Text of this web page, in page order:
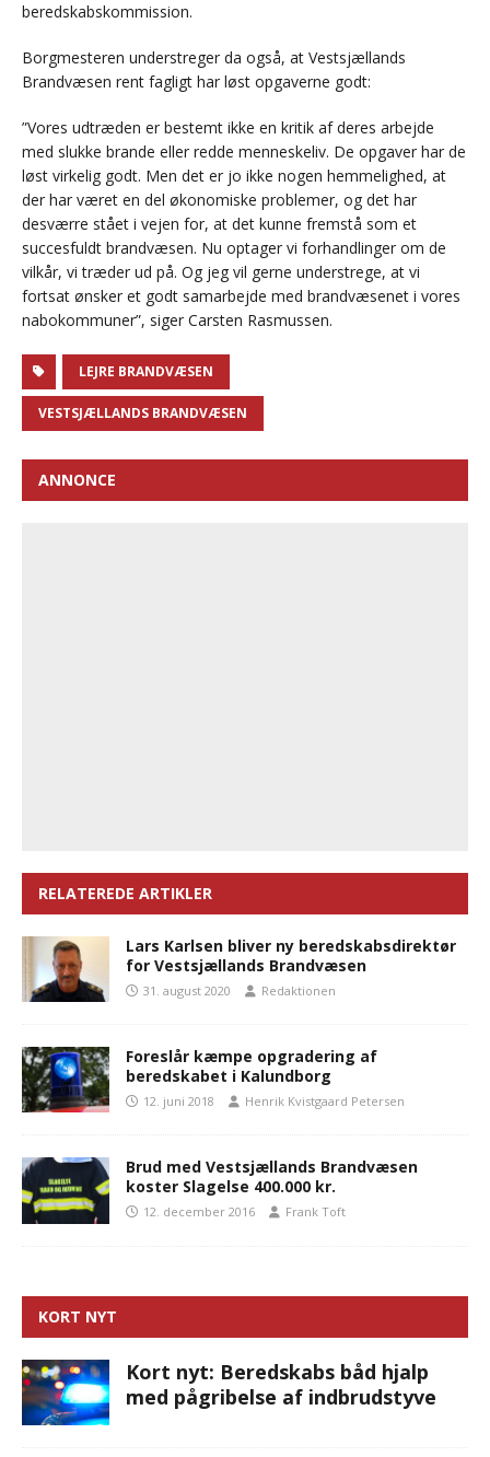
beredskabskommission.
Borgmesteren understreger da også, at Vestsjællands
Brandvæsen rent fagligt har løst opgaverne godt:
”Vores udtræden er bestemt ikke en kritik af deres arbejde
med slukke brande eller redde menneskeliv. De opgaver har de
løst virkelig godt. Men det er jo ikke nogen hemmelighed, at
der har været en del økonomiske problemer, og det har
desværre stået i vejen for, at det kunne fremstå som et
succesfuldt brandvæsen. Nu optager vi forhandlinger om de
vilkår, vi træder ud på. Og jeg vil gerne understrege, at vi
fortsat ønsker et godt samarbejde med brandvæsenet i vores
nabokommuner”, siger Carsten Rasmussen.
LEJRE BRANDVÆSEN
VESTSJÆLLANDS BRANDVÆSEN
ANNONCE
RELATEREDE ARTIKLER
Lars Karlsen bliver ny beredskabsdirektør
for Vestsjællands Brandvæsen
31. august 2020 Redaktionen
Foreslår kæmpe opgradering af
beredskabet i Kalundborg
12. juni 2018 Henrik Kvistgaard Petersen
Brud med Vestsjællands Brandvæsen
koster Slagelse 400.000 kr.
12. december 2016 Frank Toft
KORT NYT
Kort nyt: Beredskabs båd hjalp
med pågribelse af indbrudstyve